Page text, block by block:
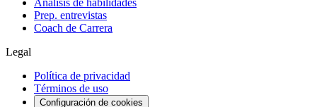
Prep. entrevistas
Coach de Carrera
Legal
Política de privacidad
Términos de uso
Configuración de cookies